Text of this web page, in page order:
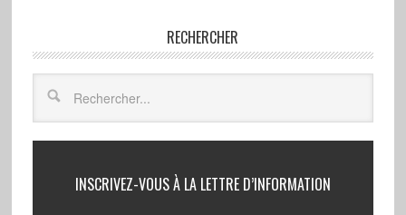
RECHERCHER
INSCRIVEZ-VOUS À LA LETTRE D’INFORMATION